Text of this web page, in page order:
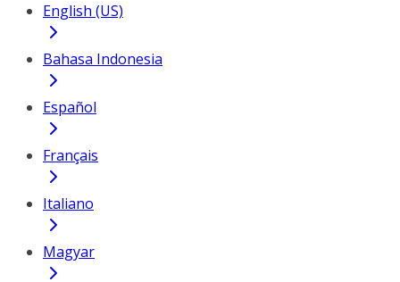
English (US)
Bahasa Indonesia
Español
Français
Italiano
Magyar